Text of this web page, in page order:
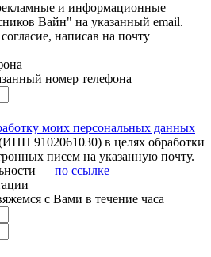
и информационные
Вайн" на указанный email.
написав на почту
номер телефона
моих персональных данных
9102061030) в целях обработки
писем на указанную почту.
— по ссылке
с Вами в течение часа